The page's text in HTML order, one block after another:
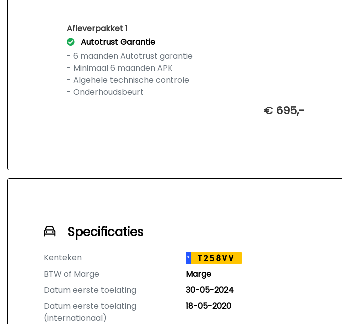
Afleverpakket 1
Autotrust Garantie
- 6 maanden Autotrust garantie
- Minimaal 6 maanden APK
- Algehele technische controle
- Onderhoudsbeurt
€ 695,-
Specificaties
Kenteken NL T258VV
BTW of Marge
Marge
Datum eerste toelating
30-05-2024
Datum eerste toelating
(internationaal)
18-05-2020